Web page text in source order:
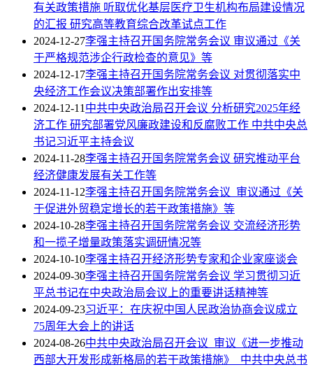
有关政策措施 听取优化基层医疗卫生机构布局建设情况
的汇报 研究高等教育综合改革试点工作
2024-12-27李强主持召开国务院常务会议 审议通过《关
于严格规范涉企行政检查的意见》等
2024-12-17李强主持召开国务院常务会议 对贯彻落实中
央经济工作会议决策部署作出安排等
2024-12-11中共中央政治局召开会议 分析研究2025年经
济工作 研究部署党风廉政建设和反腐败工作 中共中央总
书记习近平主持会议
2024-11-28李强主持召开国务院常务会议 研究推动平台
经济健康发展有关工作等
2024-11-12李强主持召开国务院常务会议 审议通过《关
于促进外贸稳定增长的若干政策措施》等
2024-10-28李强主持召开国务院常务会议 交流经济形势
和一揽子增量政策落实调研情况等
2024-10-10李强主持召开经济形势专家和企业家座谈会
2024-09-30李强主持召开国务院常务会议 学习贯彻习近
平总书记在中央政治局会议上的重要讲话精神等
2024-09-23习近平：在庆祝中国人民政治协商会议成立
75周年大会上的讲话
2024-08-26中共中央政治局召开会议 审议《进一步推动
西部大开发形成新格局的若干政策措施》 中共中央总书